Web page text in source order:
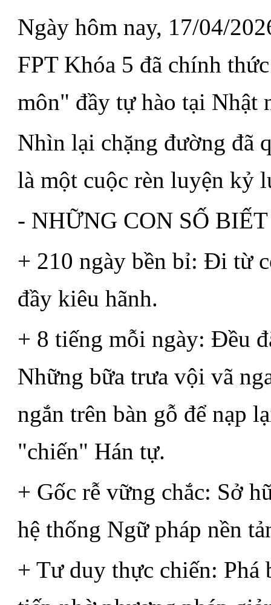
Ngày hôm nay, 17/04/
FPT Khóa 5 đã chính
môn" đầy tự hào tại Nhật
Nhìn lại chặng đường đã
là một cuộc rèn luyện kỷ
- NHỮNG CON SỐ
+ 210 ngày bền bỉ: Đi từ
đầy kiêu hãnh.
+ 8 tiếng mỗi ngày: Đều
Những bữa trưa vội vã
ngắn trên bàn gỗ để nạp
"chiến" Hán tự.
+ Gốc rễ vững chắc: Sở
hệ thống Ngữ pháp nền
+ Tư duy thực chiến: Phá